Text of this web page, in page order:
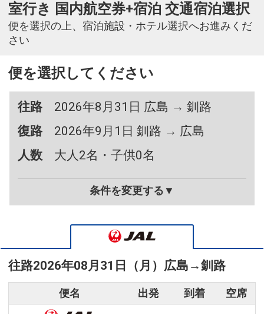
室行き 国内航空券+宿泊 交通宿泊選択
便を選択の上、宿泊施設・ホテル選択へお進みくだ
さい
便を選択してください
往路
2026年8月31日 広島 → 釧路
復路
2026年9月1日 釧路 → 広島
人数
大人2名・子供0名
条件を変更する▼
往路2026年08月31日（月） 広島 →釧路
便名 出発 到着 空席